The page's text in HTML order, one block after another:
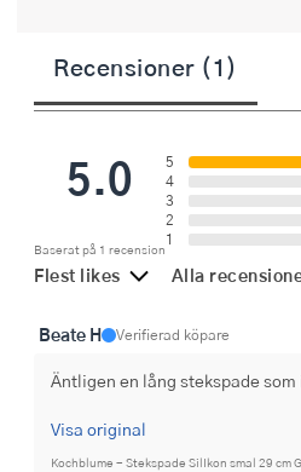
Recensioner (1)
5.0
Baserat på 1 recension
5
4
3
2
1
Flest likes Alla
Beate H Verifierad köpare
Äntligen en lång stekspade
Visa original
Kochblume - Stekspade SilIkon smal 29 cm